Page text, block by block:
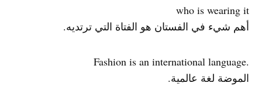
who is wearing it
أهم شيء في الفستان هو الفتاة التي ترتديه.
.Fashion is an international language
الموضة لغة عالمية.